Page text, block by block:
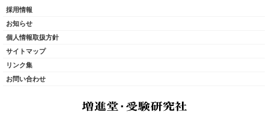
採用情報
お知らせ
個人情報取扱方針
サイトマップ
リンク集
お問い合わせ